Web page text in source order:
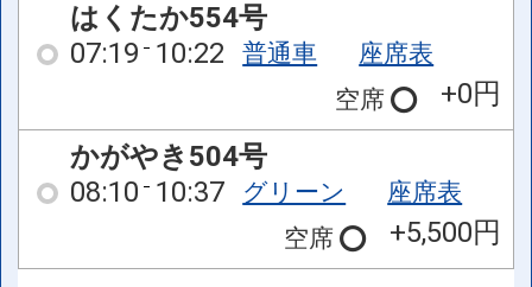
はくたか554号
07:19 10:22 普通車
座席表
空席
+0円
かがやき504号
08:10 10:37 グリーン
座席表
空席
+5,500円